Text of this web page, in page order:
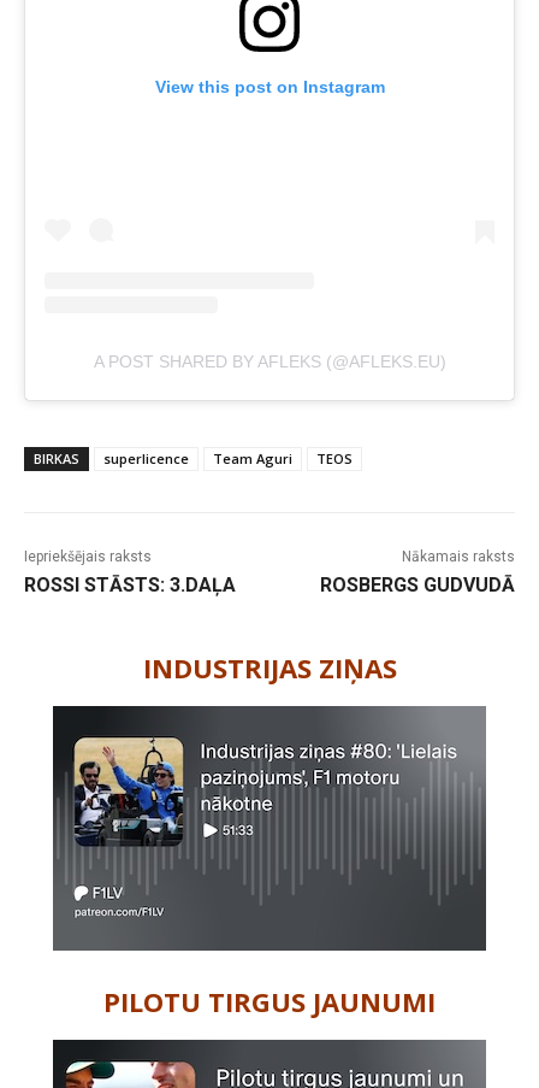
View this post on Instagram
A POST SHARED BY AFLEKS (@AFLEKS.EU)
BIRKAS superlicence Team Aguri TEOS
Iepriekšējais raksts
ROSSI STĀSTS: 3.DAĻA
Nākamais raksts
ROSBERGS GUDVUDĀ
INDUSTRIJAS ZIŅAS
PILOTU TIRGUS JAUNUMI